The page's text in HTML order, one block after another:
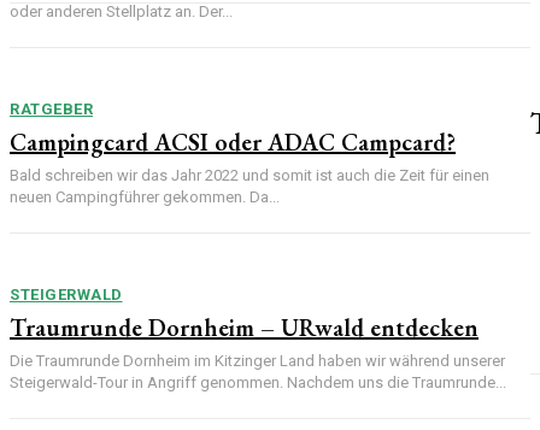
oder anderen Stellplatz an. Der...
RATGEBER
Campingcard ACSI oder ADAC Campcard?
Bald schreiben wir das Jahr 2022 und somit ist auch die Zeit für einen
neuen Campingführer gekommen. Da...
STEIGERWALD
Traumrunde Dornheim – URwald entdecken
Die Traumrunde Dornheim im Kitzinger Land haben wir während unserer
Steigerwald-Tour in Angriff genommen. Nachdem uns die Traumrunde...